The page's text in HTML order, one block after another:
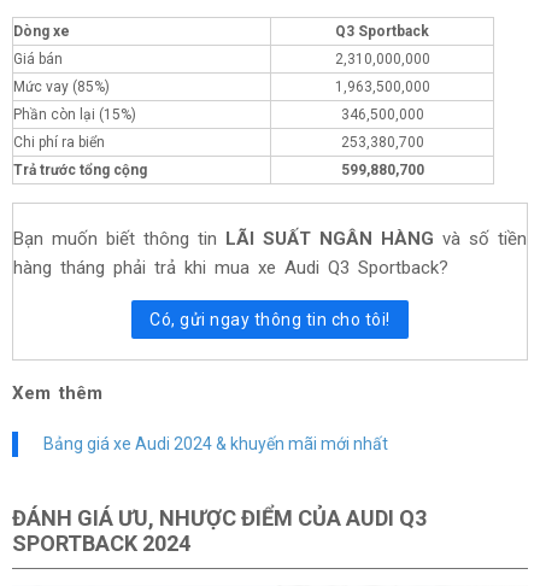
Dòng xe
Q3 Sportback
Giá bán
2,310,000,000
Mức vay (85%)
1,963,500,000
Phần còn lại (15%)
346,500,000
Chi phí ra biển
253,380,700
Trả trước tổng cộng
599,880,700
Bạn muốn biết thông tin LÃI SUẤT NGÂN HÀNG và số tiền
hàng tháng phải trả khi mua xe Audi Q3 Sportback?
Có, gửi ngay thông tin cho tôi!
Xem thêm
Bảng giá xe Audi 2024 & khuyến mãi mới nhất
ĐÁNH GIÁ ƯU, NHƯỢC ĐIỂM CỦA AUDI Q3
SPORTBACK 2024